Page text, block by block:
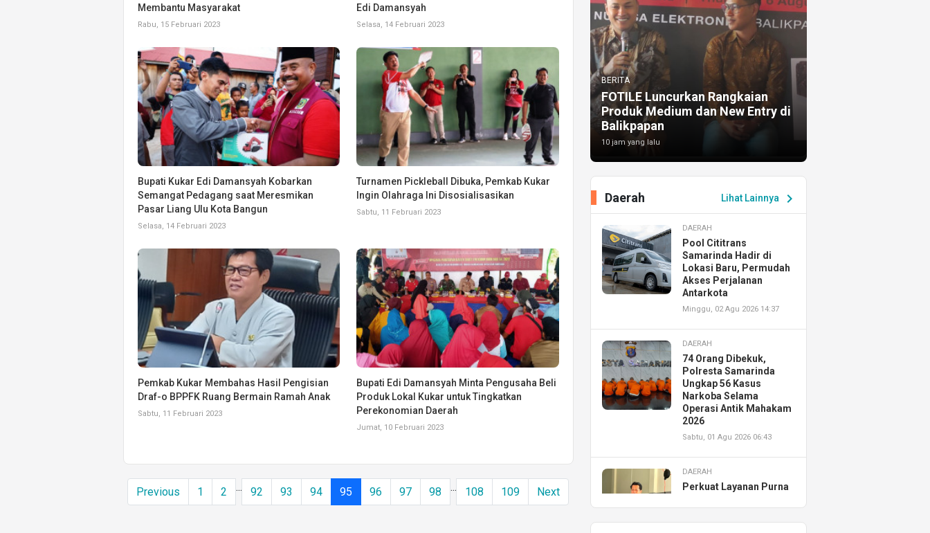
Membantu Masyarakat
Rabu, 15 Februari 2023
Edi Damansyah
Selasa, 14 Februari 2023
Bupati Kukar Edi Damansyah Kobarkan
Semangat Pedagang saat Meresmikan
Pasar Liang Ulu Kota Bangun
Selasa, 14 Februari 2023
Turnamen Pickleball Dibuka, Pemkab Kukar
Ingin Olahraga Ini Disosialisasikan
Sabtu, 11 Februari 2023
Pemkab Kukar Membahas Hasil Pengisian
Draf-o BPPFK Ruang Bermain Ramah Anak
Sabtu, 11 Februari 2023
Bupati Edi Damansyah Minta Pengusaha Beli
Produk Lokal Kukar untuk Tingkatkan
Perekonomian Daerah
Jumat, 10 Februari 2023
Previous 1 2 ... 92 93 94 95 96 97 98 ... 108 109 Next
BERITA
FOTILE Luncurkan Rangkaian
Produk Medium dan New Entry di
Balikpapan
10 jam yang lalu
Lihat Lainnya chevron_right
Daerah
DAERAH
Pool Cititrans
Samarinda Hadir di
Lokasi Baru, Permudah
Akses Perjalanan
Antarkota
Minggu, 02 Agu 2026 14:37
DAERAH
74 Orang Dibekuk,
Polresta Samarinda
Ungkap 56 Kasus
Narkoba Selama
Operasi Antik Mahakam
2026
Sabtu, 01 Agu 2026 06:43
DAERAH
Perkuat Layanan Purna
Resmikan AHASS